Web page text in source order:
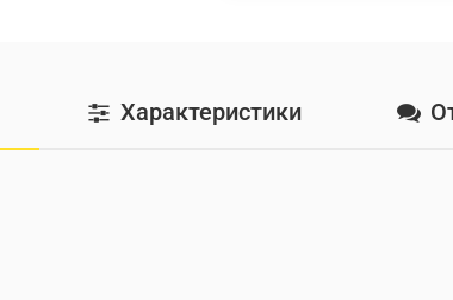
Характеристики